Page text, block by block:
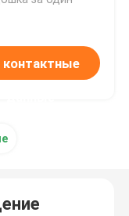
машина
контактные